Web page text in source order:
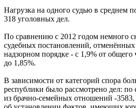
Нагрузка на одного судью в среднем
318 уголовных дел.
По сравнению с 2012 годом немного
судебных постановлений,
надзорном порядке - с 1,9% от общего
до 1,85%.
В зависимости от категорий спора
республики было рассмотрено дел:
из брачно-семейных отношений -